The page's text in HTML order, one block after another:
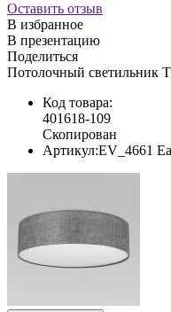
Оставить отзыв
В избранное
В презентацию
Поделиться
Потолочный светильник
Код товара:
401618-109
Скопирован
Артикул:EV_4661